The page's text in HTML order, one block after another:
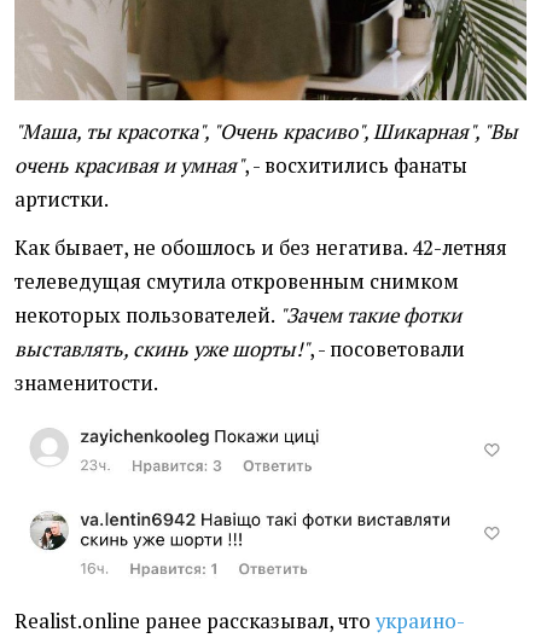
"Маша, ты красотка", "Очень красиво", Шикарная", "Вы
очень красивая и умная", - восхитились фанаты
артистки.
Как бывает, не обошлось и без негатива. 42-летняя
телеведущая смутила откровенным снимком
некоторых пользователей. "Зачем такие фотки
выставлять, скинь уже шорты!", - посоветовали
знаменитости.
Realist.online ранее рассказывал, что украино-